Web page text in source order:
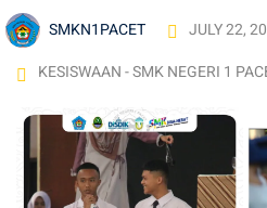
SMKN1PACET
JULY 22,
KESISWAAN - SMK NEGERI 1